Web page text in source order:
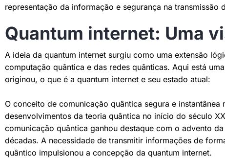
representação da informação e segurança na transmissão
Quantum internet: Uma
A ideia da quantum internet surgiu como uma extensão
computação quântica e das redes quânticas. Aqui está
originou, o que é a quantum internet e seu estado atual:
O conceito de comunicação quântica segura e instantânea
desenvolvimentos da teoria quântica no início do século
comunicação quântica ganhou destaque com o advento
décadas. A necessidade de transmitir informações de
quântico impulsionou a concepção da quantum internet.